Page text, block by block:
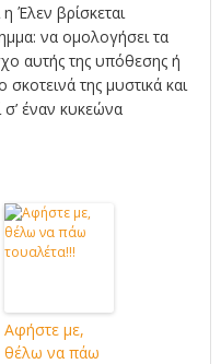
Έλεν βρίσκεται
να ομολογήσει τα
αυτής της υπόθεσης ή
της μυστικά και
σ’ έναν κυκεώνα
Αφήστε με,
θέλω να πάω